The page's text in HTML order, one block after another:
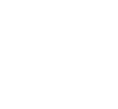
ce qui